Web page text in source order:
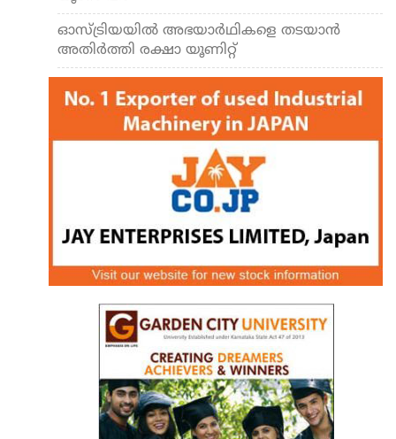
ഓസ്ട്രിയയില്‍ അഭയാര്‍ഥികളെ തടയാന്‍
അതിര്‍ത്തി രക്ഷാ യൂണിറ്റ്